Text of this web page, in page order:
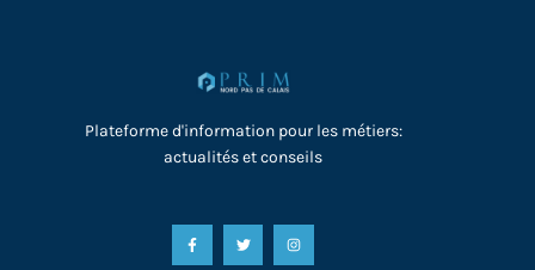
Plateforme d'information pour les métiers:
actualités et conseils